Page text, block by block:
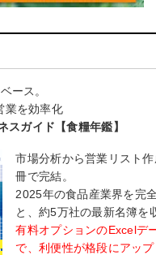
ース。
業を効率化
スガイド【食糧年鑑】
市場分析から営業リスト
冊で完結。
2025年の食品産業界を完
と、約5万社の最新名簿を
有料オプションのExcelデ
で、利便性が格段にアップ